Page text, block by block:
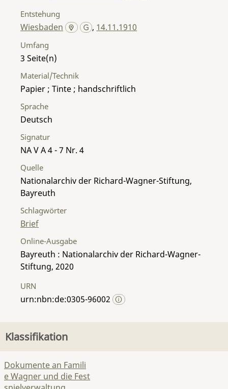
Entstehung
Wiesbaden , 14.11.1910
Umfang
3
Material/Technik
Papier ; Tinte ; handschriftlich
Sprache
Deutsch
Signatur
NA V A 4 - 7 Nr. 4
Quelle
Nationalarchiv der Richard-Wagner-Stiftung,
Bayreuth
Schlagwörter
Brief
Online-Ausgabe
Bayreuth : Nationalarchiv der Richard-Wagner-
Stiftung, 2020
URN
urn:nbn:de:0305-96002
Klassifikation
Dokumente an Famili
e Wagner und die Fest